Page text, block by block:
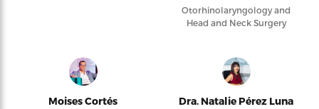
Otorhinolaryngology and
Head and Neck Surgery
Moises Cortés Dra. Natalie Pérez Luna